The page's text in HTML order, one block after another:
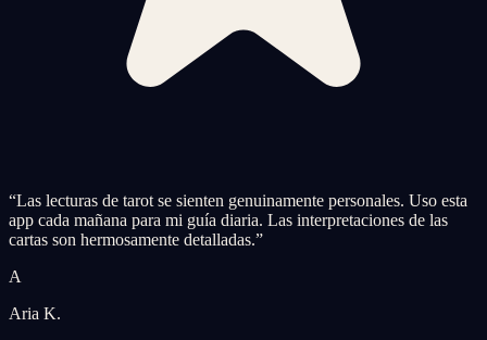
“Las lecturas de tarot se sienten genuinamente personales. Uso esta
app cada mañana para mi guía diaria. Las interpretaciones de las
cartas son hermosamente detalladas.”
A
Aria K.